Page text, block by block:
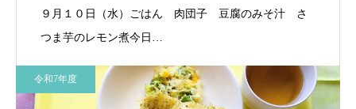
９月１０日（水）ごはん 肉団子 豆腐のみそ汁 さ
つま芋のレモン煮今日…
令和7年度